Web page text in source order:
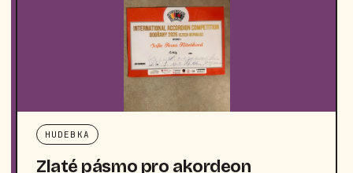
HUDEBKA
Zlaté pásmo pro akordeon